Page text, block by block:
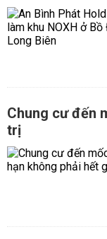
Chung cư đến
trị